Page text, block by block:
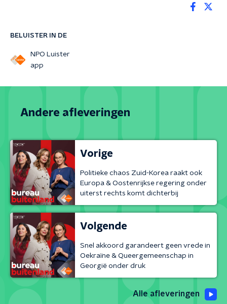
BELUISTER IN DE
NPO Luister
app
Andere afleveringen
Vorige
Politieke chaos Zuid-Korea raakt ook
Europa & Oostenrijkse regering onder
uiterst rechts komt dichterbij
Volgende
Snel akkoord garandeert geen vrede in
Oekraïne & Queergemeenschap in
Georgië onder druk
Alle afleveringen